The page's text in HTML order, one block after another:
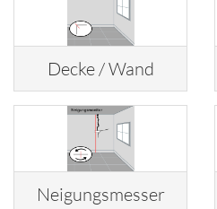
Decke / Wand
Neigungsmesser